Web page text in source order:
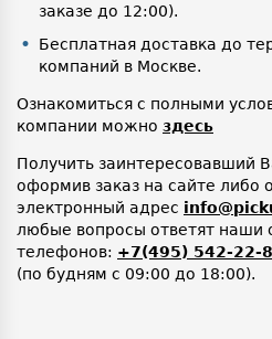
заказе до 12:00).
Бесплатная доставка до
компаний в Москве.
Ознакомиться с полными
компании можно здесь
Получить заинтересовавший
оформив заказ на сайте либо
электронный адрес
любые вопросы ответят наши
телефонов: +7(495) 542-22-
(по будням с 09:00 до 18:00).